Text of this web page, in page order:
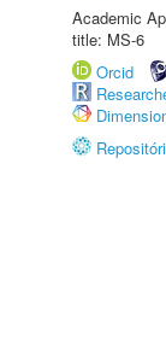
Academic
title: MS-6
Orcid